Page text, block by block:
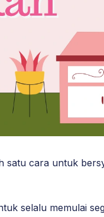
satu cara untuk
selalu memulai